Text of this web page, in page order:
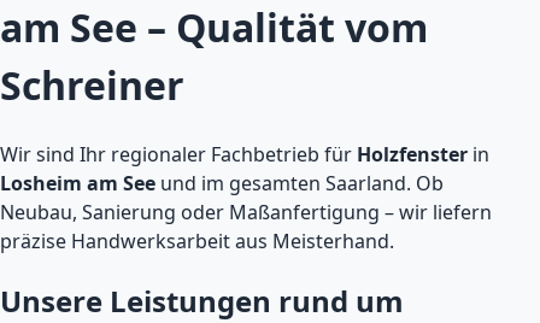
am See – Qualität vom
Schreiner
Wir sind Ihr regionaler Fachbetrieb für Holzfenster in
Losheim am See und im gesamten Saarland. Ob
Neubau, Sanierung oder Maßanfertigung – wir liefern
präzise Handwerksarbeit aus Meisterhand.
Unsere Leistungen rund um